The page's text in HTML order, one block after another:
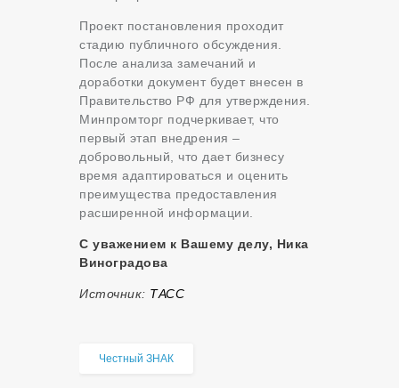
Проект постановления проходит
стадию публичного обсуждения.
После анализа замечаний и
доработки документ будет внесен в
Правительство РФ для утверждения.
Минпромторг подчеркивает, что
первый этап внедрения –
добровольный, что дает бизнесу
время адаптироваться и оценить
преимущества предоставления
расширенной информации.
С уважением к Вашему делу, Ника
Виноградова
Источник: ТАСС
Честный ЗНАК